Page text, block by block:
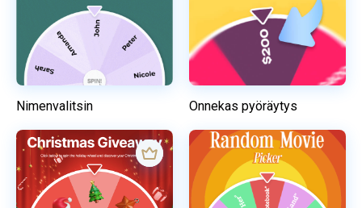
Nimenvalitsin Onnekas pyöräytys